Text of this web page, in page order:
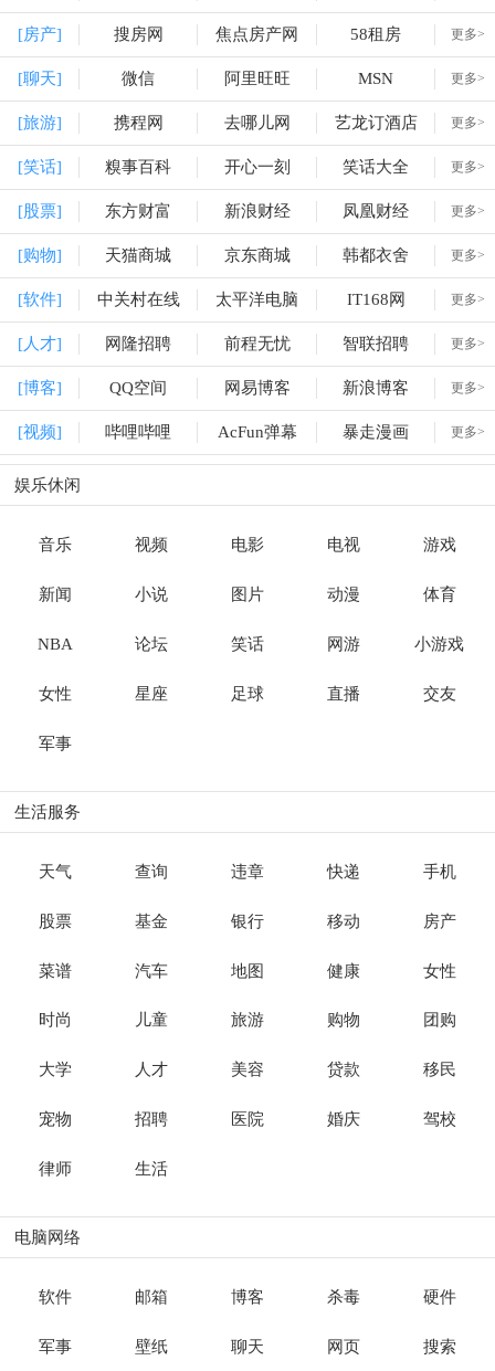
[房产] 搜房网 焦点房产网 58租房 更多>
[聊天] 微信 阿里旺旺 MSN 更多>
[旅游] 携程网 去哪儿网 艺龙订酒店 更多>
[笑话] 糗事百科 开心一刻 笑话大全 更多>
[股票] 东方财富 新浪财经 凤凰财经 更多>
[购物] 天猫商城 京东商城 韩都衣舍 更多>
[软件] 中关村在线 太平洋电脑 IT168网 更多>
[人才] 网隆招聘 前程无忧 智联招聘 更多>
[博客] QQ空间 网易博客 新浪博客 更多>
[视频] 哔哩哔哩 AcFun弹幕 暴走漫画 更多>
娱乐休闲
音乐 视频 电影 电视 游戏
新闻 小说 图片 动漫 体育
NBA 论坛 笑话 网游 小游戏
女性 星座 足球 直播 交友
军事
生活服务
天气 查询 违章 快递 手机
股票 基金 银行 移动 房产
菜谱 汽车 地图 健康 女性
时尚 儿童 旅游 购物 团购
大学 人才 美容 贷款 移民
宠物 招聘 医院 婚庆 驾校
律师 生活
电脑网络
软件 邮箱 博客 杀毒 硬件
军事 壁纸 聊天 网页 搜索